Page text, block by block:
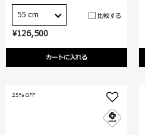
¥126,500
カートに入れる
55 cm 比較する
25% OFF